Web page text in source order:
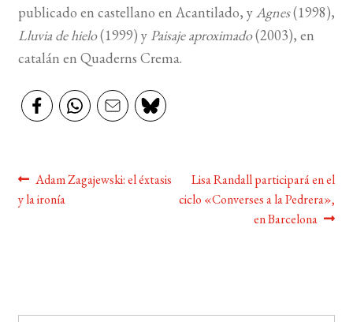
publicado en castellano en Acantilado, yAgnes(1998),
Lluvia de hielo(1999) y Paisaje aproximado(2003), en
catalán en Quaderns Crema.
Navegación
de
Anterior:
Adam Zagajewski: el éxtasis
y la ironía
Siguiente:
Lisa Randall participará en el
ciclo «Converses a la Pedrera»,
en Barcelona